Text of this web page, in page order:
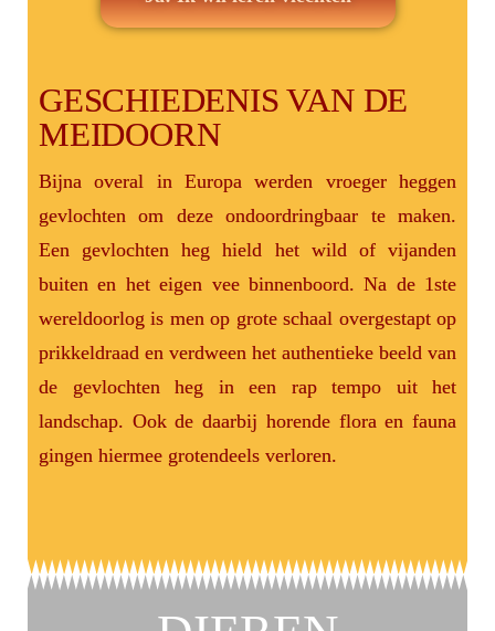
GESCHIEDENIS VAN DE
MEIDOORN
Bijna overal in Europa werden vroeger heggen
gevlochten om deze ondoordringbaar te maken.
Een gevlochten heg hield het wild of vijanden
buiten en het eigen vee binnenboord. Na de 1ste
wereldoorlog is men op grote schaal overgestapt op
prikkeldraad en verdween het authentieke beeld van
de gevlochten heg in een rap tempo uit het
landschap. Ook de daarbij horende flora en fauna
gingen hiermee grotendeels verloren.